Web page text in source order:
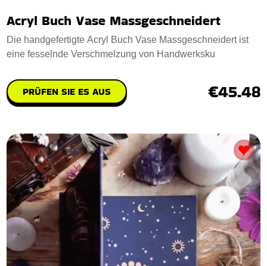
Acryl Buch Vase Massgeschneidert
Die handgefertigte Acryl Buch Vase Massgeschneidert ist
eine fesselnde Verschmelzung von Handwerksku
PRÜFEN SIE ES AUS €45.48